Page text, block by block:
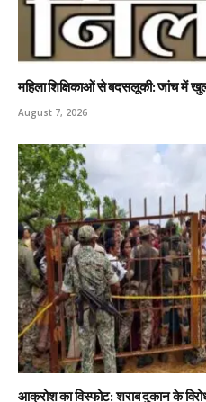
महिला शिक्षिकाओं से बदसलूकी: जांच में
August 7, 2026
आक्रोश का विस्फोट: शराब दुकान के